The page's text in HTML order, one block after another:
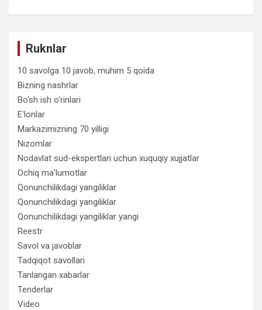
Ruknlar
10 savolga 10 javob, muhim 5 qoida
Bizning nashrlar
Bo'sh ish o'rinlari
Eʻlonlar
Markazimizning 70 yilligi
Nizomlar
Nodavlat sud-ekspertlari uchun xuquqiy xujjatlar
Ochiq ma'lumotlar
Qonunchilikdagi yangiliklar
Qonunchilikdagi yangiliklar
Qonunchilikdagi yangiliklar yangi
Reestr
Savol va javoblar
Tadqiqot savollari
Tanlangan xabarlar
Tenderlar
Video